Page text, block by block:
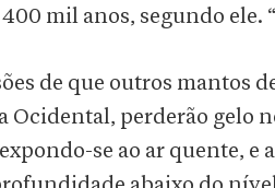
mil anos, segundo ele.
de que outros mantos
Ocidental, perderão gelo
se ao ar quente, e a